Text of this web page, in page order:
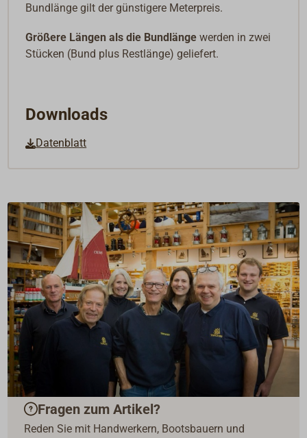
Bundlänge gilt der günstigere Meterpreis.
Größere Längen als die Bundlängewerden in zwei
Stücken (Bund plus Restlänge) geliefert.
Downloads
Datenblatt
Fragen zum Artikel?
Reden Sie mit Handwerkern, Bootsbauern und